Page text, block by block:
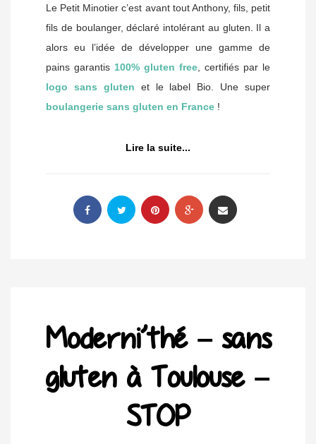
Le Petit Minotier c’est avant tout Anthony, fils, petit
fils de boulanger, déclaré intolérant au gluten. Il a
alors eu l’idée de développer une gamme de
pains garantis 100% gluten free , certifiés par le
logo sans gluten et le label Bio. Une super
boulangerie sans gluten en France !
Lire la suite...
Moderni’thé – sans
gluten à Toulouse –
STOP